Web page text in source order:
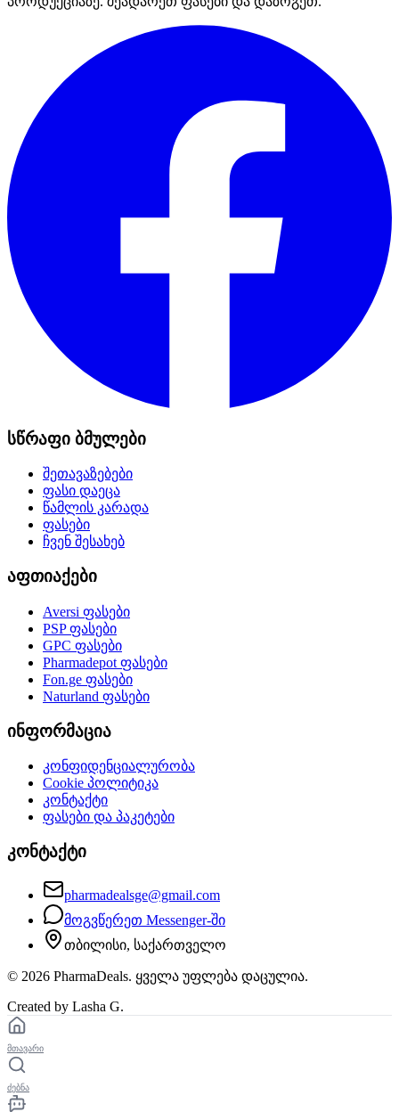
სწრაფი ბმულები
შეთავაზებები
ფასი დაეცა
წამლის კარადა
ფასები
ჩვენ შესახებ
აფთიაქები
Aversi ფასები
PSPფასები
GPC ფასები
Pharmadepot ფასები
Fon.ge ფასები
Naturland ფასები
ინფორმაცია
კონფიდენციალურობა
Cookie პოლიტიკა
კონტაქტი
ფასები და პაკეტები
კონტაქტი
pharmadealsge@gmail.com
მოგვწერეთ Messenger-ში
თბილისი, საქართველო
© 2026 PharmaDeals. ყველა უფლება დაცულია.
Created by Lasha G.
მთავარი
ძებნა